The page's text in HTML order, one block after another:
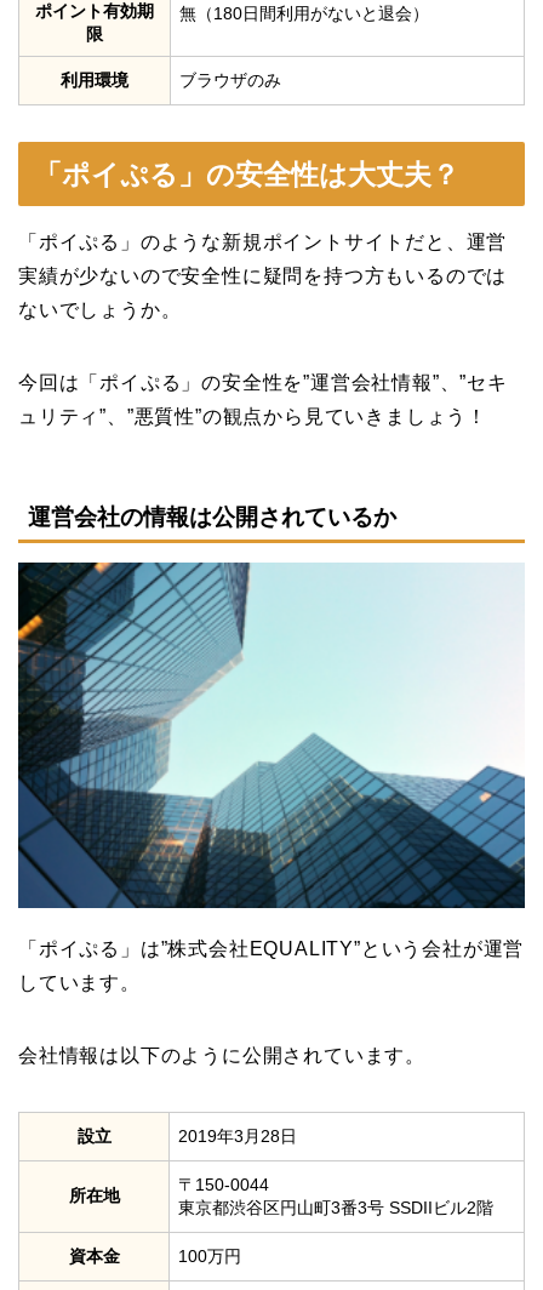
ポイント有効期
限
無（180日間利用がないと退会）
利用環境 ブラウザのみ
「ポイぷる」の安全性は大丈夫？
「ポイぷる」のような新規ポイントサイトだと、運営
実績が少ないので安全性に疑問を持つ方もいるのでは
ないでしょうか。
今回は「ポイぷる」の安全性を”運営会社情報”、”セキ
ュリティ”、”悪質性”の観点から見ていきましょう！
運営会社の情報は公開されているか
「ポイぷる」は”株式会社EQUALITY”という会社が運営
しています。
会社情報は以下のように公開されています。
設立 2019年3月28日
所在地
〒150-0044
東京都渋谷区円山町3番3号 SSDIIビル2階
資本金 100万円